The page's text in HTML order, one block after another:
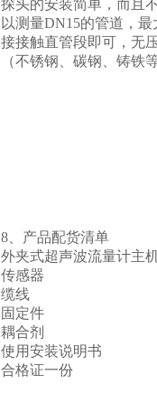
探头的安装简单，而且
以测量DN15的管道，
接接触直管段即可，无
（不锈钢、碳钢、铸铁
8、产品配货清单
外夹式超声波流量计主
传感器
缆线
固定件
耦合剂
使用安装说明书
合格证一份